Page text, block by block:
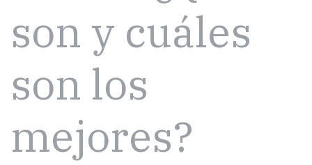
son y cuáles
son los
mejores?